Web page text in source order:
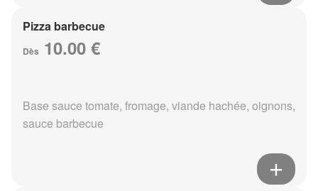
Pizza barbecue
Dès 10.00 €
Base sauce tomate, fromage, viande hachée, oignons,
sauce barbecue